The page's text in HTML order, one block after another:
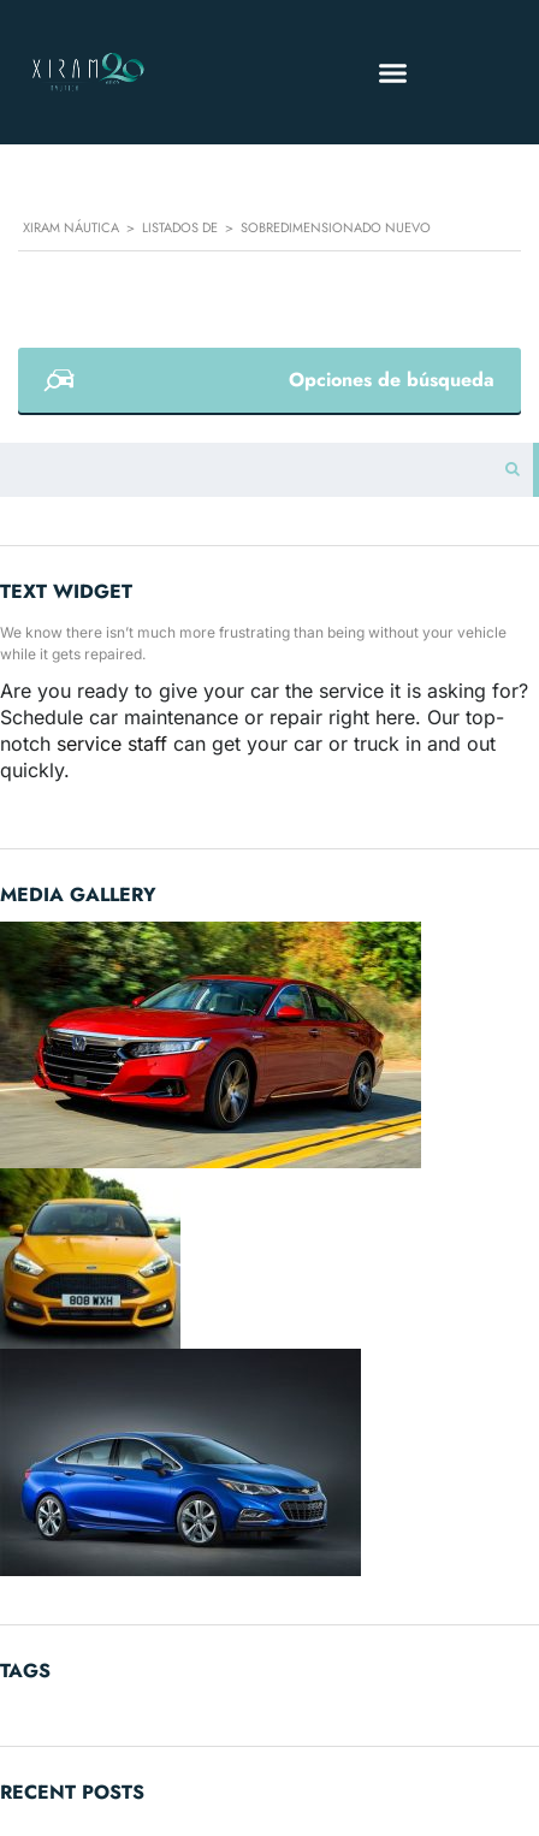
XIRAM NÁUTICA > LISTADOS DE > SOBREDIMENSIONADO NUEVO
Opciones de búsqueda
TEXT WIDGET
We know there isn’t much more frustrating than being without your vehicle
while it gets repaired.
Are you ready to give your car the service it is asking for?
Schedule car maintenance or repair right here. Our top-
notch service staff can get your car or truck in and out
quickly.
MEDIA GALLERY
TAGS
RECENT POSTS